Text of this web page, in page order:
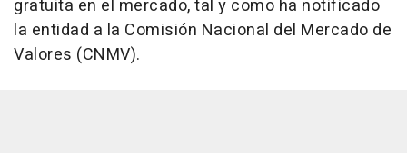
gratuita en el mercado, tal y como ha notificado
la entidad a la Comisión Nacional del Mercado de
Valores (CNMV).